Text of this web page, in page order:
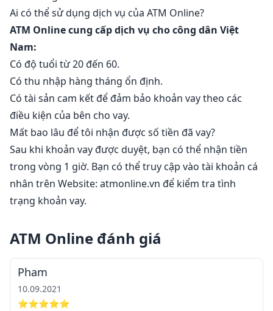
Ai có thể sử dụng dịch vụ của ATM Online?
ATM Online cung cấp dịch vụ cho công dân Việt
Nam:
Có độ tuổi từ 20 đến 60.
Có thu nhập hàng tháng ổn định.
Có tài sản cam kết để đảm bảo khoản vay theo các
điều kiện của bên cho vay.
Mất bao lâu để tôi nhận được số tiền đã vay?
Sau khi khoản vay được duyệt, bạn có thể nhận tiền
trong vòng 1 giờ. Bạn có thể truy cập vào tài khoản cá
nhân trên Website: atmonline.vn để kiểm tra tình
trạng khoản vay.
ATM Online đánh giá
Pham
10.09.2021
⭐⭐⭐⭐⭐